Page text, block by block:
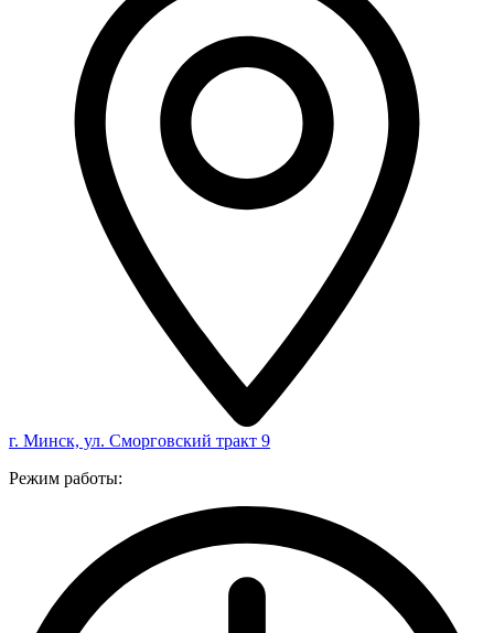
г. Минск, ул. Сморговский тракт 9
Режим работы: